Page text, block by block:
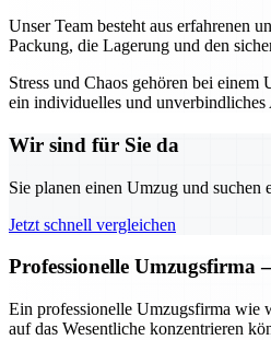
Unser Team besteht aus erfahrenen
Packung, die Lagerung und den
Stress und Chaos gehören bei
ein individuelles und unverbindliches
Wir sind für Sie da
Sie planen einen Umzug und suchen
Jetzt schnell vergleichen
Professionelle
Ein professionelle Umzugsfirma wie
auf das Wesentliche konzentrieren